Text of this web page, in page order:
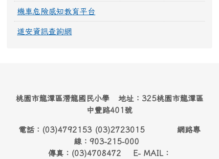
機車危險感知教育平台
道安資訊查詢網
桃園市龍潭區潛龍國民小學 地址：325桃園市龍潭區
中豐路401號
電話：(03)4792153 (03)2723015 網路專
線：903-215-000
傳真：(03)4708472 E- MAIL：